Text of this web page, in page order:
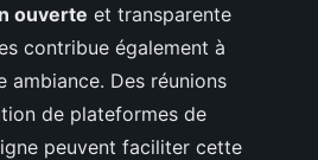
ouverte et transparente
contribue également à
ambiance. Des réunions
de plateformes de
peuvent faciliter cette